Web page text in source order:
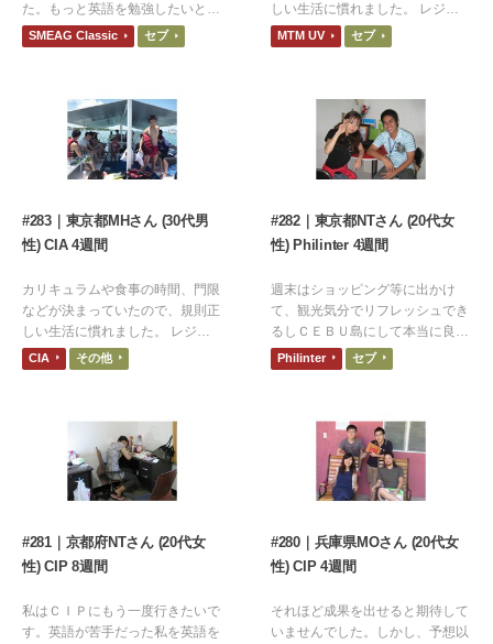
た。もっと英語を勉強したいと思
いますし、SMEに際留学もしたい
です。
SMEAG Classic セブ
しい生活に慣れました。 レジャ
ー、ボランティア活動、外国人の
交流などを通し、多くの経験を得
MTM UV セブ
#283｜東京都MHさん (30代男
性) CIA 4週間
カリキュラムや食事の時間、門限
などが決まっていたので、規則正
しい生活に慣れました。 レジャ
ー、ボランティア活動、外国人の
交流などを通し、多くの経験を得
CIA その他
#282｜東京都NTさん (20代女
性) Philinter 4週間
週末はショッピング等に出かけ
て、観光気分でリフレッシュでき
るしＣＥＢＵ島にして本当に良か
ったと思ってます。また来年あた
りフィリピン留学を考えてま
Philinter セブ
#281｜京都府NTさん (20代女
性) CIP 8週間
私はＣＩＰにもう一度行きたいで
す。英語が苦手だった私を英語を
#280｜兵庫県MOさん (20代女
性) CIP 4週間
それほど成果を出せると期待して
いませんでした。しかし、予想以